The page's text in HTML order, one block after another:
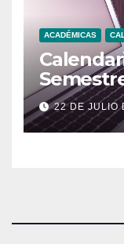
ACADÉMICAS
22 DE JULIO